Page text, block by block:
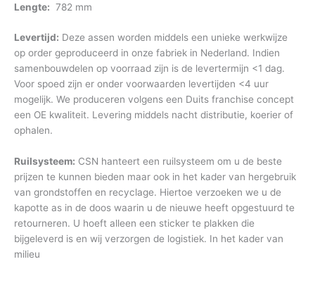
Lengte: 782 mm
Levertijd: Deze assen worden middels een unieke werkwijze
op order geproduceerd in onze fabriek in Nederland. Indien
samenbouwdelen op voorraad zijn is de levertermijn <1 dag.
Voor spoed zijn er onder voorwaarden levertijden <4 uur
mogelijk. We produceren volgens een Duits franchise concept
een OE kwaliteit. Levering middels nacht distributie, koerier of
ophalen.
Ruilsysteem: CSN hanteert een ruilsysteem om u de beste
prijzen te kunnen bieden maar ook in het kader van hergebruik
van grondstoffen en recyclage. Hiertoe verzoeken we u de
kapotte as in de doos waarin u de nieuwe heeft opgestuurd te
retourneren. U hoeft alleen een sticker te plakken die
bijgeleverd is en wij verzorgen de logistiek. In het kader van
milieu